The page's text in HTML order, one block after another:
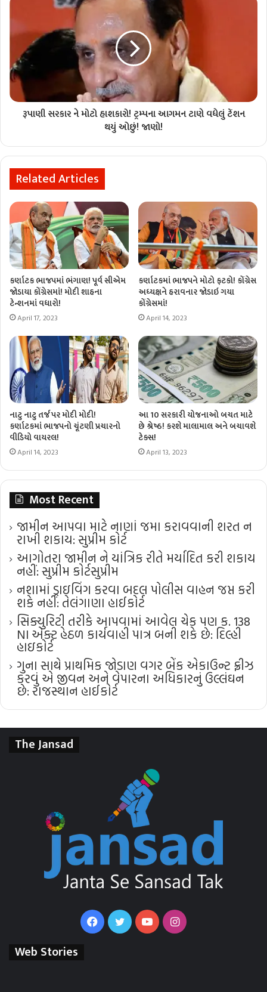
રૂપાણી સરકાર ને મોટો હાશકારો! ટ્રમ્પના આગમન ટાણે વધેલું ટેંશન
થયું ઓછું! જાણો!
Related Articles
કર્ણાટક ભાજપમાં ભંગાણ! પૂર્વ સીએમ
જોડાયા કોંગ્રેસમાં! મોદી શાહના
ટેન્શનમાં વધારો!
April 17, 2023
કર્ણાટકમાં ભાજપને મોટો ફટકો! કોંગ્રેસ
અધ્યક્ષને હરાવનાર જોડાઇ ગયા
કોંગ્રેસમાં!
April 14, 2023
નાટુ નાટુ તર્જ પર મોદી મોદી!
કર્ણાટકમાં ભાજપનો ચૂંટણી પ્રચારનો
વીડિયો વાયરલ!
April 14, 2023
આ 10 સરકારી યોજનાઓ બચત માટે
છે શ્રેષ્ઠ! કરશે માલામાલ અને બચાવશે
ટેક્સ!
April 13, 2023
Most Recent
જામીન આપવા માટે નાણાં જમા કરાવવાની શરત ન
રાખી શકાય: સુપ્રીમ કોર્ટ
આગોતરા જામીન ને યાંત્રિક રીતે મર્યાદિત કરી શકાય
નહીં: સુપ્રીમ કોર્ટ​સુપ્રીમ
નશામાં ડ્રાઇવિંગ કરવા બદલ પોલીસ વાહન જપ્ત કરી
શકે નહીં: તેલંગાણા હાઈકોર્ટ
સિક્યુરિટી તરીકે આપવામાં આવેલ ચેક પણ ક. 138
NI એક્ટ હેઠળ કાર્યવાહી પાત્ર બની શકે છે: દિલ્હી
હાઇકોર્ટ
ગુના સાથે પ્રાથમિક જોડાણ વગર બેંક એકાઉન્ટ ફ્રીઝ
કરવું એ જીવન અને વેપારના અધિકારનું ઉલ્લંઘન
છે: રાજસ્થાન હાઈકોર્ટ
The Jansad
FacebookTwitterYouTubeInstagram
Web Stories